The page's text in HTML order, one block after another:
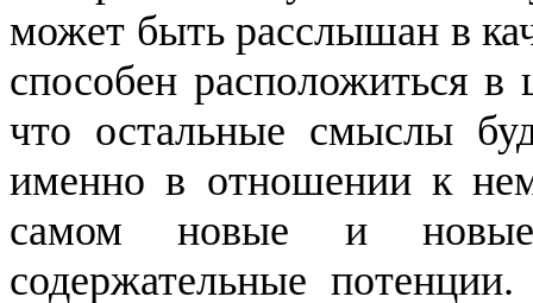
может быть расслышан в
способен расположиться в
что остальные смыслы
именно в отношении к
самом новые и новые
содержательные потенции.